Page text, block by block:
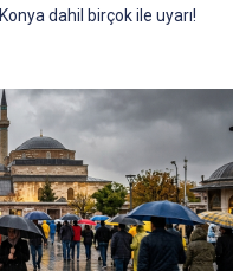
Konya dahil birçok ile uyarı!